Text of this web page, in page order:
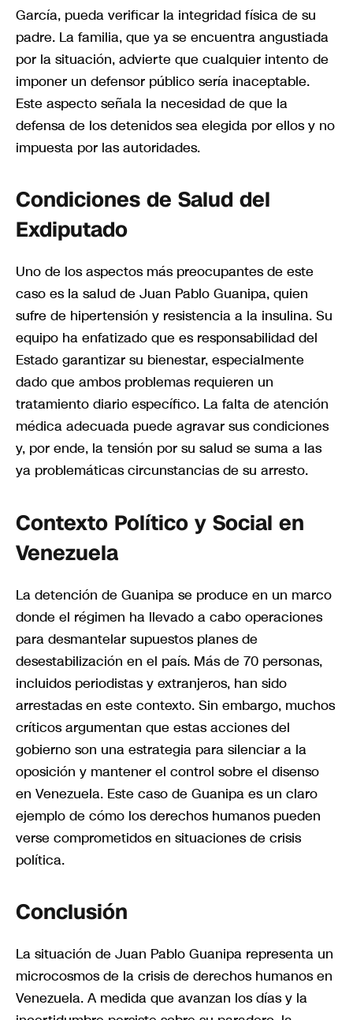
García, pueda verificar la integridad física de su
padre. La familia, que ya se encuentra angustiada
por la situación, advierte que cualquier intento de
imponer un defensor público sería inaceptable.
Este aspecto señala la necesidad de que la
defensa de los detenidos sea elegida por ellos y no
impuesta por las autoridades.
Condiciones de Salud del
Exdiputado
Uno de los aspectos más preocupantes de este
caso es la salud de Juan Pablo Guanipa, quien
sufre de hipertensión y resistencia a la insulina. Su
equipo ha enfatizado que es responsabilidad del
Estado garantizar su bienestar, especialmente
dado que ambos problemas requieren un
tratamiento diario específico. La falta de atención
médica adecuada puede agravar sus condiciones
y, por ende, la tensión por su salud se suma a las
ya problemáticas circunstancias de su arresto.
Contexto Político y Social en
Venezuela
La detención de Guanipa se produce en un marco
donde el régimen ha llevado a cabo operaciones
para desmantelar supuestos planes de
desestabilización en el país. Más de 70 personas,
incluidos periodistas y extranjeros, han sido
arrestadas en este contexto. Sin embargo, muchos
críticos argumentan que estas acciones del
gobierno son una estrategia para silenciar a la
oposición y mantener el control sobre el disenso
en Venezuela. Este caso de Guanipa es un claro
ejemplo de cómo los derechos humanos pueden
verse comprometidos en situaciones de crisis
política.
Conclusión
La situación de Juan Pablo Guanipa representa un
microcosmos de la crisis de derechos humanos en
Venezuela. A medida que avanzan los días y la